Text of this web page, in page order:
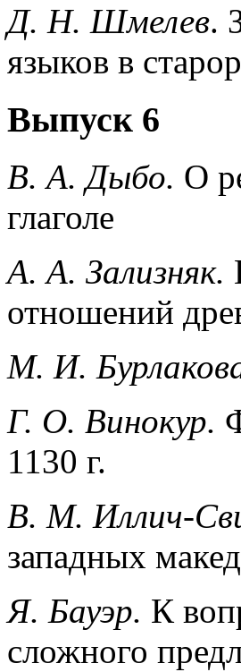
Д. Н. Шмелев.
языков в
Выпуск 6
В. А. Дыбо. О
глаголе
А. А. Зализняк.
отношений
М. И.
Г. О. Винокур.
1130 г.
В. М. Иллич-
западных
Я. Бауэр. К
сложного